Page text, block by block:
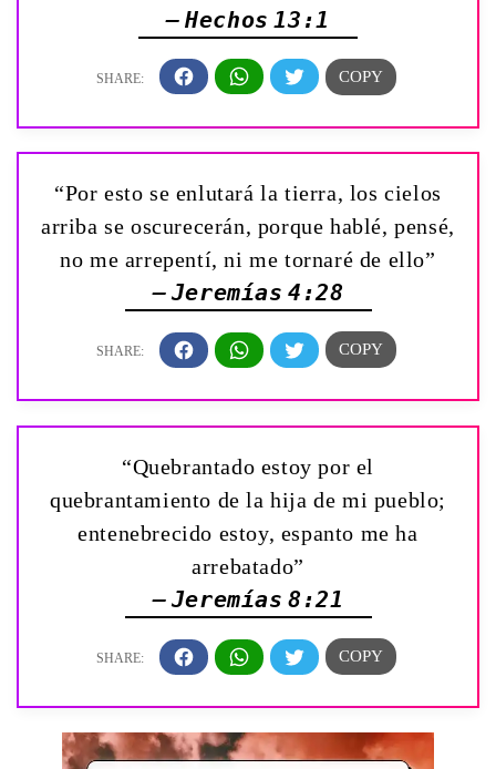
— Hechos 13:1
“Por esto se enlutará la tierra, los cielos
arriba se oscurecerán, porque hablé, pensé,
no me arrepentí, ni me tornaré de ello”
— Jeremías 4:28
“Quebrantado estoy por el
quebrantamiento de la hija de mi pueblo;
entenebrecido estoy, espanto me ha
arrebatado”
— Jeremías 8:21